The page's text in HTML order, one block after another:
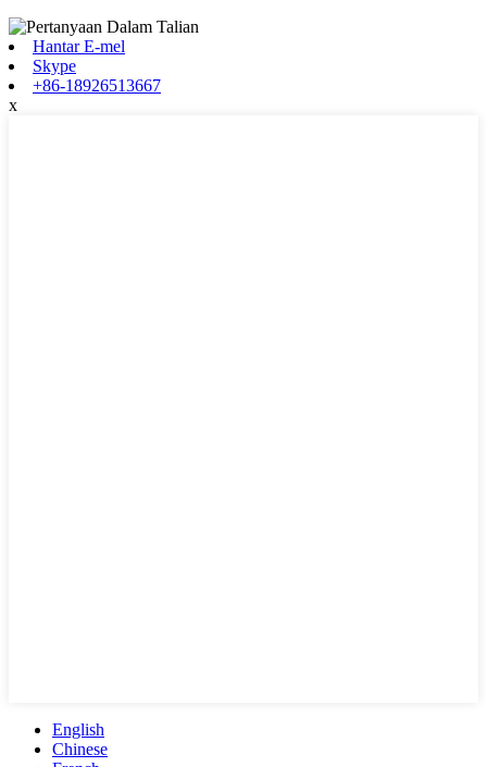
Hantar E-mel
Skype
+86-18926513667
x
English
Chinese